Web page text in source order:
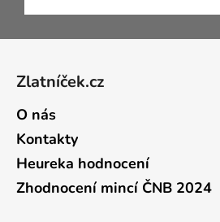
Zlatníček.cz
O nás
Kontakty
Heureka hodnocení
Zhodnocení mincí ČNB 2024